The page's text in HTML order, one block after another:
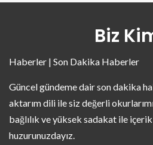
Biz
Haberler | Son Dakika Haberler
Güncel gündeme dair son dakika
aktarım dili ile siz değerli
bağlılık ve yüksek sadakat ile
huzurunuzdayız.